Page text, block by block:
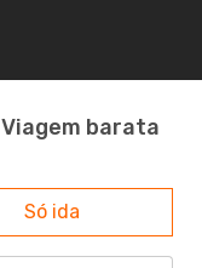
barata
Só ida